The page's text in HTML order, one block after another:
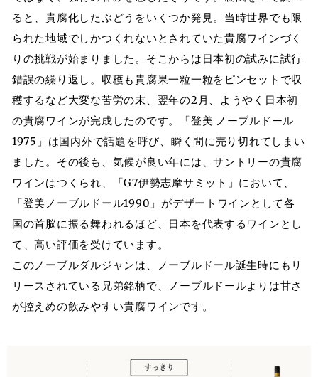
ると、貴腐化したぶどうをいくつか発見。当時世界でも限
られた地域でしかつくれないとされていた貴腐ワインづく
りの挑戦が始まりました。そこからは日本初の試みに試行
錯誤の繰り返し。収穫も貴腐果一粒一粒をピンセットで収
穫するなど大変な苦労の末、翌年の2月、ようやく日本初
の貴腐ワインが完成したのです。「登美 ノーブルドール
1975」は国内外で話題を呼び、瞬く間に売り切れてしまい
ました。その後も、気候が良い年には、サントリーの貴腐
ワインはつくられ、「G7伊勢志摩サミット」において、
「登美ノーブルドール1990」がデザートワインとして各
国の首脳に振る舞われるほど、日本を代表するワインとし
て、高い評価を受けています。
このノーブルダルジャンは、ノーブルドール誕生時にもリ
リースされている兄弟銘柄で、ノーブルドールよりは甘さ
が控えめの飲みやすい貴腐ワインです。